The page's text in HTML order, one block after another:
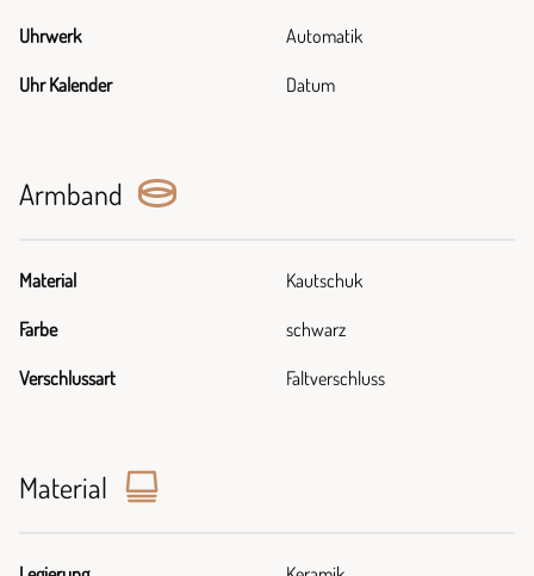
Uhrwerk Automatik
Uhr Kalender Datum
Armband
Material Kautschuk
Farbe schwarz
Verschlussart Faltverschluss
Material